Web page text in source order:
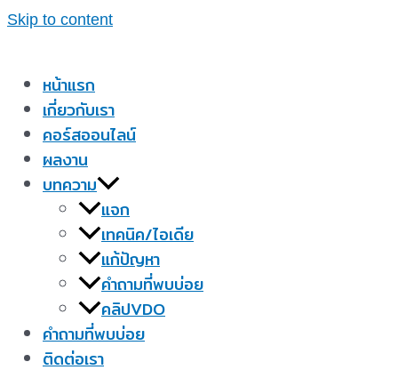
Skip to content
หน้าแรก
เกี่ยวกับเรา
คอร์สออนไลน์
ผลงาน
บทความ
แจก
เทคนิค/ไอเดีย
แก้ปัญหา
คำถามที่พบบ่อย
คลิปVDO
คำถามที่พบบ่อย
ติดต่อเรา